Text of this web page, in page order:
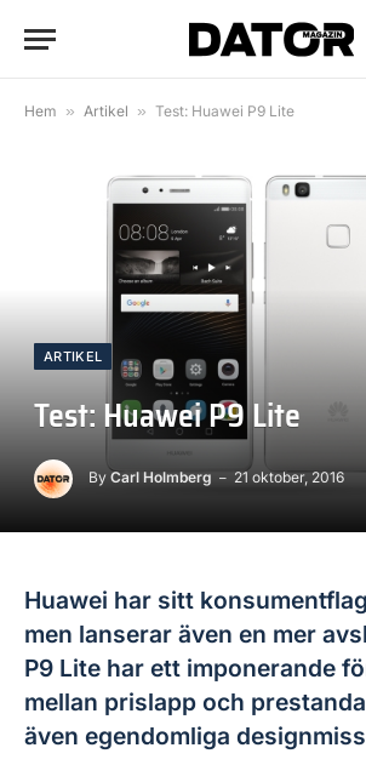
Hem » Artikel » Test: Huawei P9 Lite
ARTIKEL
Test: Huawei P9 Lite
By Carl Holmberg 21 oktober, 2016
Huawei har sitt
men lanserar även en mer
P9 Lite har ett imponerande
mellan prislapp och
även egendomliga